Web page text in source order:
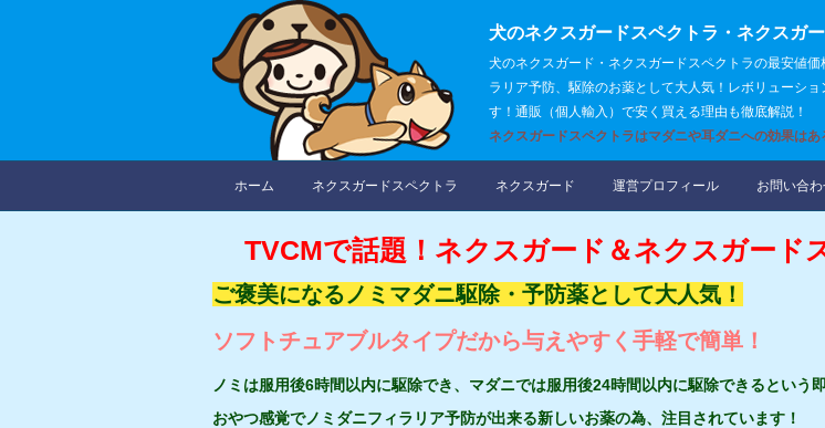
犬のネクスガードスペクトラ・ネクスガ
犬のネクスガード・ネクスガードスペクトラの最安値
ラリア予防、駆除のお薬として大人気！レボリューシ
す！通販（個人輸入）で安く買える理由も徹底解説！
ネクスガードスペクトラはマダニや耳ダニへの効果はあ
コンテンツ
ホーム ネクスガードスペクトラ ネクスガード 運営プロフィール お問い合
TVCMで話題！ネクスガード＆ネクスガード
ご褒美になるノミマダニ駆除・予防薬として大人気！
ソフトチュアブルタイプだから与えやすく手軽で簡単！
ノミは服用後6時間以内に駆除でき、マダニでは服用後24時間以内に駆除できるという
おやつ感覚でノミダニフィラリア予防が出来る新しいお薬の為、注目されています！